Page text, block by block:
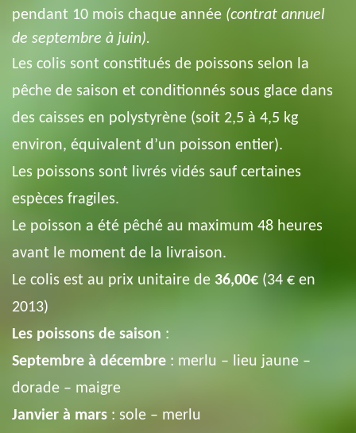
pendant 10 mois chaque année (contrat annuel
de septembre à juin).
Les colis sont constitués de poissons selon la
pêche de saison et conditionnés sous glace dans
des caisses en polystyrène (soit 2,5 à 4,5 kg
environ, équivalent d’un poisson entier).
Les poissons sont livrés vidés sauf certaines
espèces fragiles.
Le poisson a été pêché au maximum 48 heures
avant le moment de la livraison.
Le colis est au prix unitaire de 36,00€ (34 € en
2013)
Les poissons de saison :
Septembre à décembre : merlu – lieu jaune –
dorade – maigre
Janvier à mars : sole – merlu